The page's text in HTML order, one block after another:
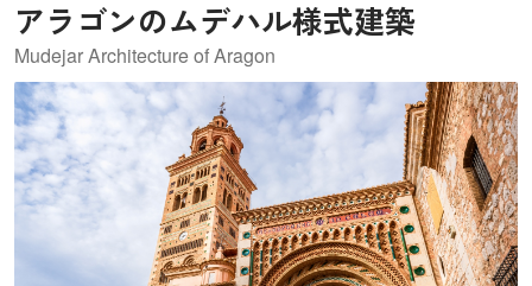
アラゴンのムデハル様式建築
Mudejar Architecture of Aragon